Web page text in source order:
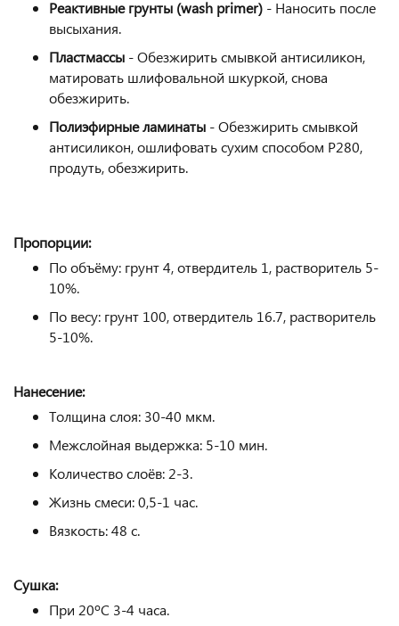
Реактивные грунты (wash primer) - Наносить после
высыхания.
Пластмассы - Обезжирить cмывкой антисиликон,
матировать шлифовальной шкуркой, снова
обезжирить.
Полиэфирные ламинаты - Обезжирить cмывкой
антисиликон, ошлифовать сухим способом Р280,
продуть, обезжирить.
Пропорции:
По объёму: грунт 4, отвердитель 1, растворитель 5-
10%.
По весу: грунт 100, отвердитель 16.7, растворитель
5-10%.
Нанесение:
Толщина слоя: 30-40 мкм.
Межслойная выдержка: 5-10 мин.
Количество слоёв: 2-3.
Жизнь смеси: 0,5-1 час.
Вязкость: 48 с.
Сушка:
При 20ºС 3-4 часа.